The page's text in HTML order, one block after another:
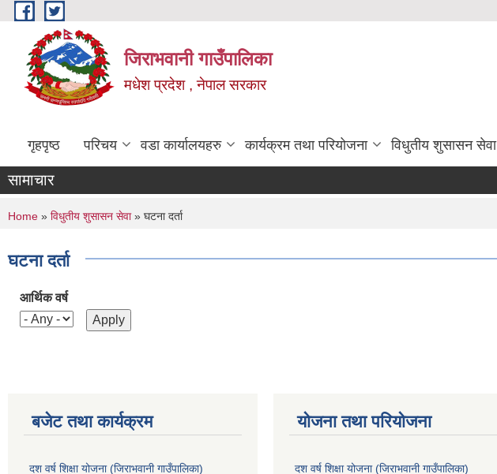
Skip to main content
जिराभवानी गाउँपालिका
मधेश प्रदेश , नेपाल सरकार
गृहपृष्ठ परिचय वडा कार्यालयहरु कार्यक्रम तथा परियोजना विधुतीय शुसासन सेवा
सामाचार
You are here
Home » विधुतीय शुसासन सेवा» घटना दर्ता
घटना दर्ता
आर्थिक वर्ष
बजेट तथा कार्यक्रम
दश वर्ष शिक्षा योजना (जिराभवानी गाउँपालिका)
योजना तथा परियोजना
दश वर्ष शिक्षा योजना (जिराभवानी गाउँपालिका)